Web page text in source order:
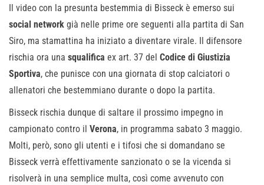
Il video con la presunta bestemmia di Bisseck è emerso sui
social network già nelle prime ore seguenti alla partita di San
Siro, ma stamattina ha iniziato a diventare virale. Il difensore
rischia ora una squalifica ex art. 37 del Codice di Giustizia
Sportiva, che punisce con una giornata di stop calciatori o
allenatori che bestemmiano durante o dopo la partita.
Bisseck rischia dunque di saltare il prossimo impegno in
campionato contro il Verona, in programma sabato 3 maggio.
Molti, però, sono gli utenti e i tifosi che si domandano se
Bisseck verrà effettivamente sanzionato o se la vicenda si
risolverà in una semplice multa, così come avvenuto con